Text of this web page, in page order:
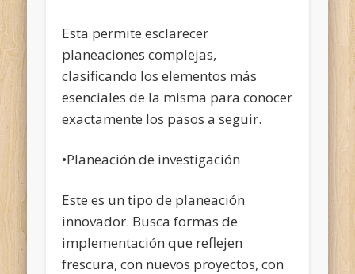
Esta permite esclarecer
planeaciones complejas,
clasificando los elementos más
esenciales de la misma para conocer
exactamente los pasos a seguir.
•Planeación de investigación
Este es un tipo de planeación
innovador. Busca formas de
implementación que reflejen
frescura, con nuevos proyectos, con